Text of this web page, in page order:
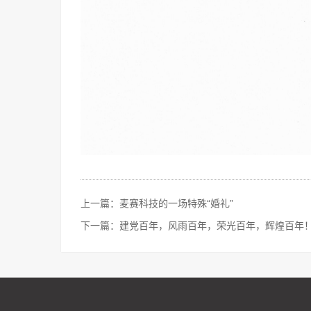
上一篇：麦赛科技的一场特殊“婚礼”
下一篇：建党百年，风雨百年，荣光百年，辉煌百年